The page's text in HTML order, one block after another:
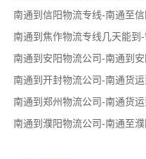
南通到信阳物流专线-南通至
南通到焦作物流专线几天能到
南通到安阳物流公司-南通到
南通到开封物流公司-南通货
南通到郑州物流公司-南通货运
南通到濮阳物流公司-南通至